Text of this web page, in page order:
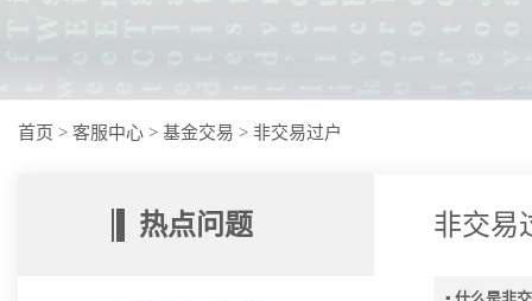
首页 > 客服中心 > 基金交易 > 非交易过户
热点问题 非交易